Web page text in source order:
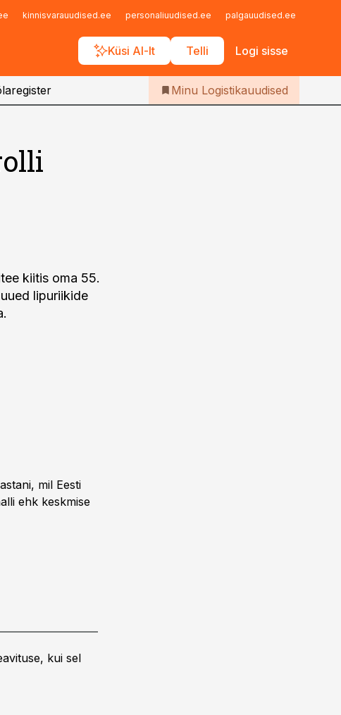
kinnisvarauudised.ee personaliuudised.ee palgauudised.ee
Küsi AI-lt Telli Logi sisse
Iseteenindus
Telli Logistikauudised
Minu Logistikauudised
kiitis oma 55.
lipuriikide
mil Eesti
ehk keskmise
kui sel